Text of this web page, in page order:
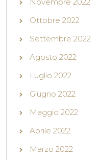
Ottobre 2022
Settembre 2022
Agosto 2022
Luglio 2022
Giugno 2022
Maggio 2022
Aprile 2022
Marzo 2022